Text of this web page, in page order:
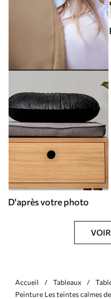
D'après votre photo
Accueil Tableaux
Peinture Les teintes calmes